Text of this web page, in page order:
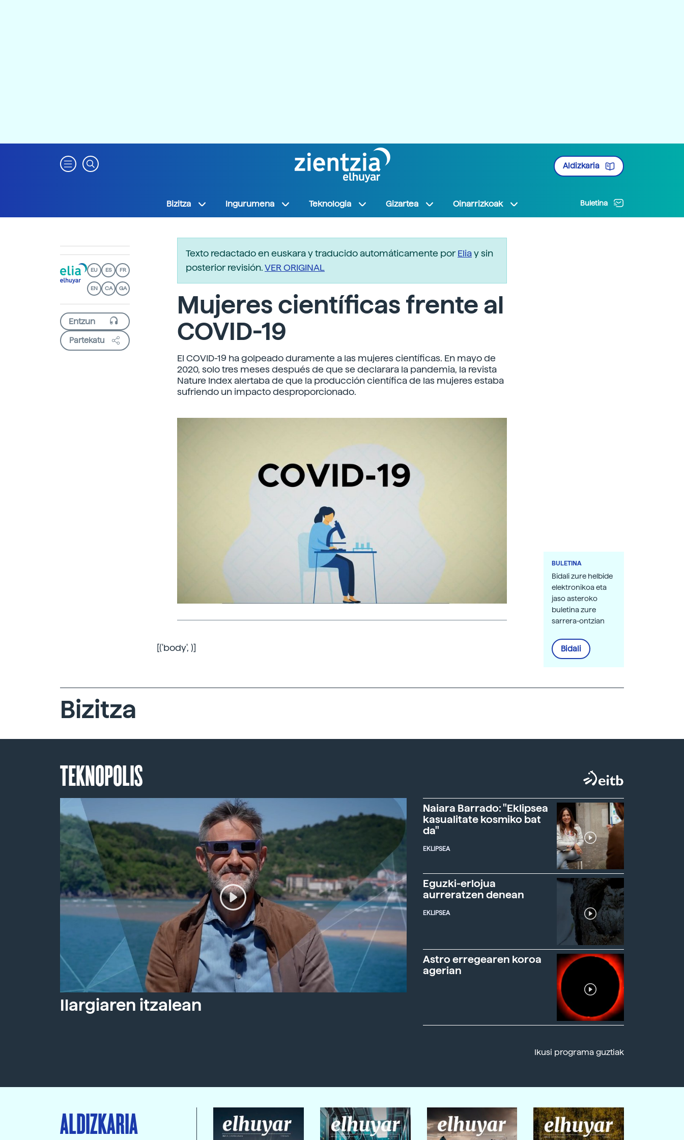
Aldizkaria
Bizitza Ingurumena Teknologia Gizartea Oinarrizkoak Buletina
EU ES FR
EN CA GA
Partekatu
Texto redactado en euskara y traducido automáticamente porEliay sin
posterior revisión.VER ORIGINAL
Mujeres científicas frente al
COVID-19
El COVID-19 ha golpeado duramente a las mujeres científicas. En mayo de
2020, solo tres meses después de que se declarara la pandemia, la revista
Nature Index alertaba de que la producción científica de las mujeres estaba
sufriendo un impacto desproporcionado.
[('body', )]
BULETINA
Bidali zure helbide
elektronikoa eta
jaso asteroko
buletina zure
sarrera-ontzian
Bidali
Bizitza
TEKNOPOLIS
Ilargiaren itzalean
Naiara Barrado: "Eklipsea
kasualitate kosmiko bat
da"
EKLIPSEA
Eguzki-erlojua
aurreratzen denean
EKLIPSEA
Astro erregearen koroa
agerian
Ikusi programa guztiak
ALDIZKARIA